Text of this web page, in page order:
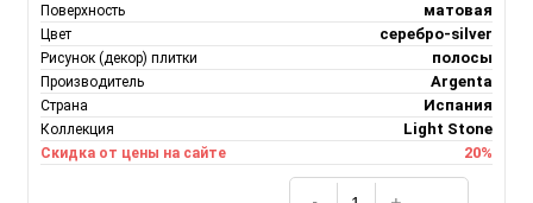
Поверхность матовая
Цвет серебро-silver
Рисунок (декор) плитки полосы
Производитель Argenta
Страна Испания
Коллекция Light Stone
Скидка от цены на сайте 20%